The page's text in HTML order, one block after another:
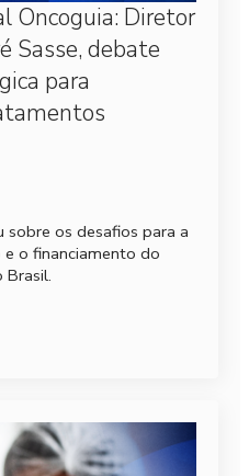
Oncoguia: Diretor
Sasse, debate
para
os desafios para a
e o financiamento do